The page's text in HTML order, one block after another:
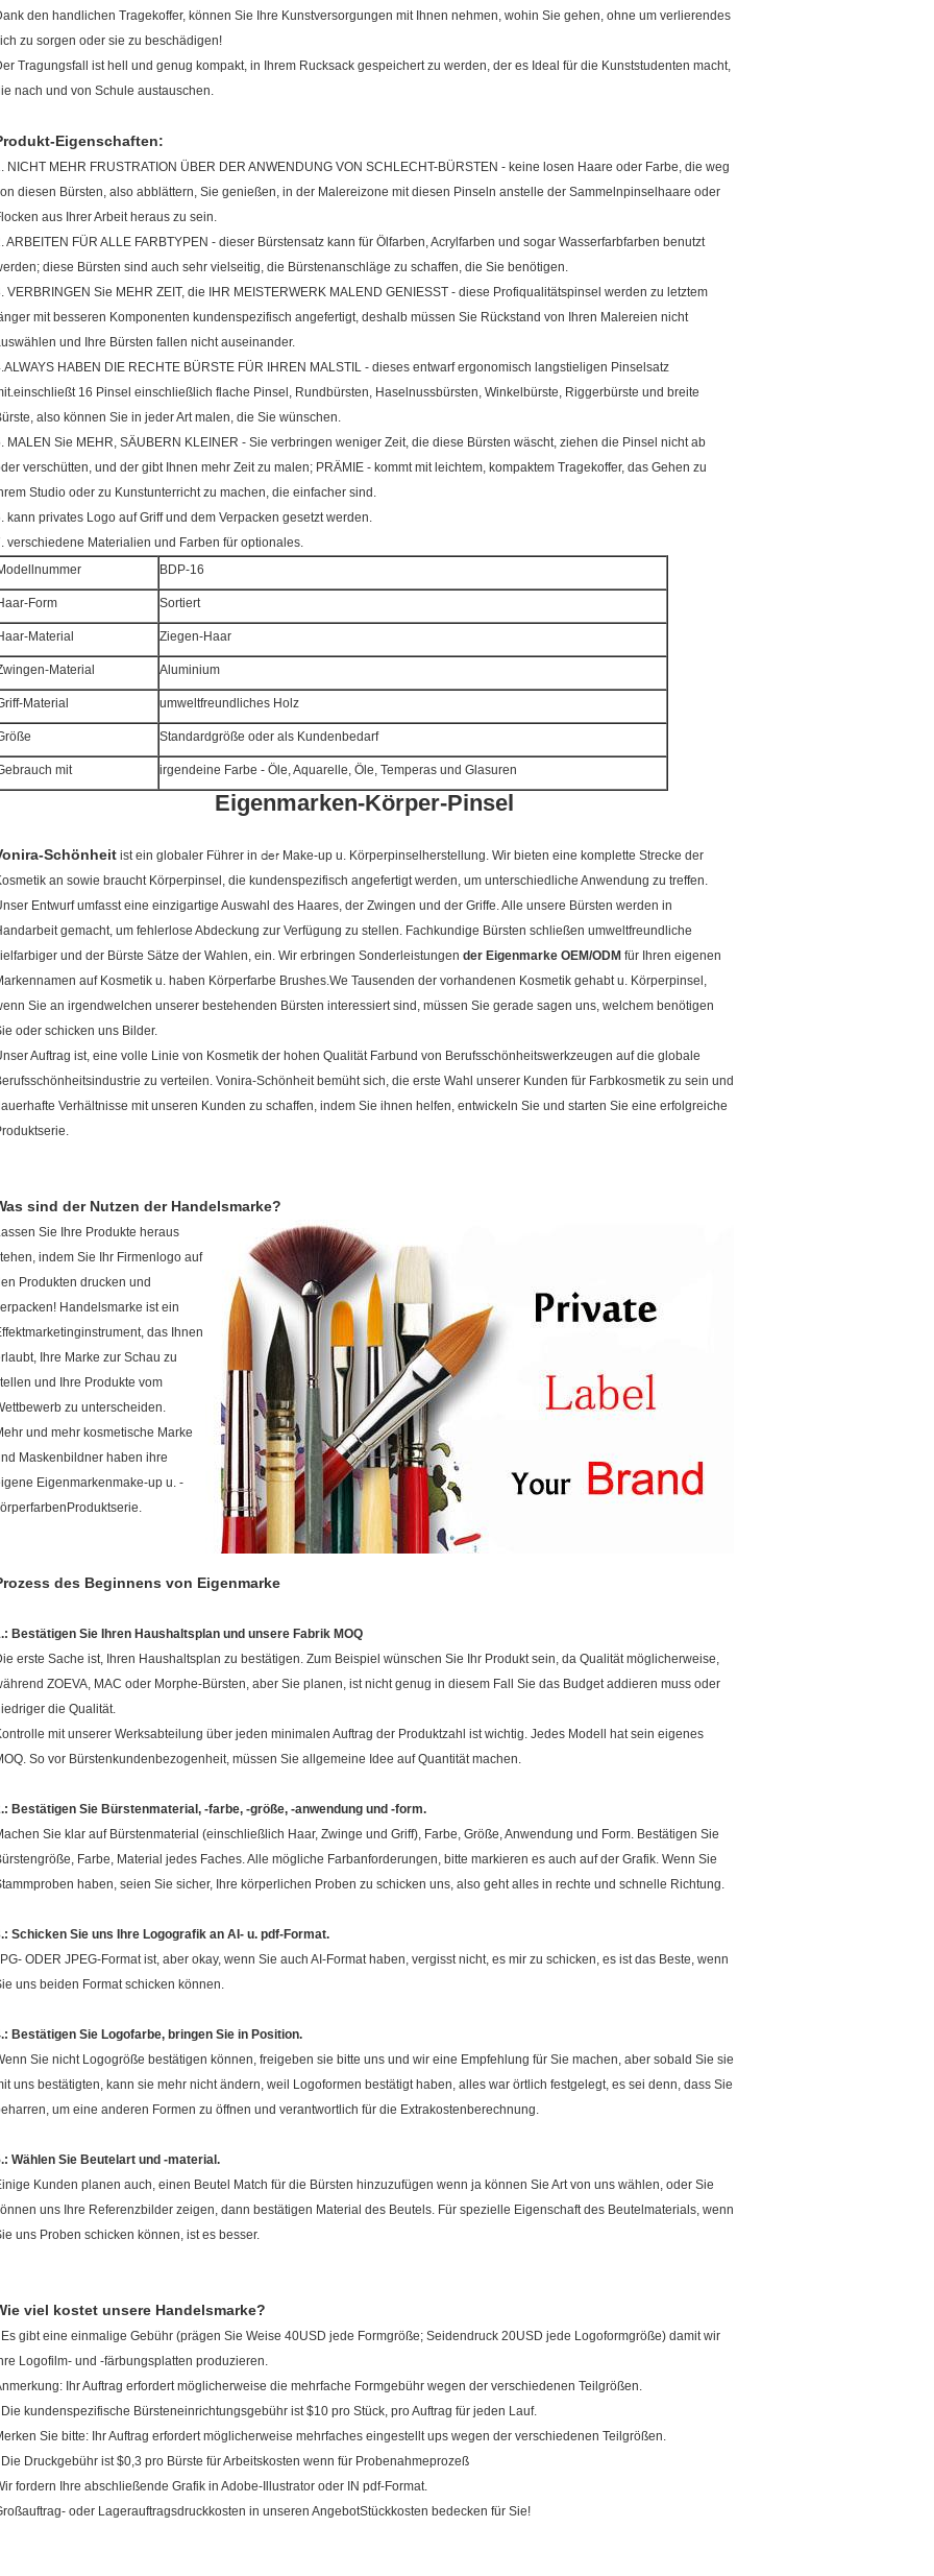
den handlichen Tragekoffer, können Sie Ihre Kunstversorgungen mit Ihnen nehmen, wohin Sie gehen, ohne um verlierendes
zu sorgen oder sie zu beschädigen!
Tragungsfall ist hell und genug kompakt, in Ihrem Rucksack gespeichert zu werden, der es Ideal für die Kunststudenten macht,
nach und von Schule austauschen.
Eigenschaften:
NICHT MEHR FRUSTRATION ÜBER DER ANWENDUNG VON SCHLECHT-BÜRSTEN - keine losen Haare oder Farbe, die weg
diesen Bürsten, also abblättern, Sie genießen, in der Malereizone mit diesen Pinseln anstelle der Sammelnpinselhaare oder
aus Ihrer Arbeit heraus zu sein.
ARBEITEN FÜR ALLE FARBTYPEN - dieser Bürstensatz kann für Ölfarben, Acrylfarben und sogar Wasserfarbfarben benutzt
diese Bürsten sind auch sehr vielseitig, die Bürstenanschläge zu schaffen, die Sie benötigen.
VERBRINGEN Sie MEHR ZEIT, die IHR MEISTERWERK MALEND GENIESST - diese Profiqualitätspinsel werden zu letztem
mit besseren Komponenten kundenspezifisch angefertigt, deshalb müssen Sie Rückstand von Ihren Malereien nicht
und Ihre Bürsten fallen nicht auseinander.
HABEN DIE RECHTE BÜRSTE FÜR IHREN MALSTIL - dieses entwarf ergonomisch langstieligen Pinselsatz
16 Pinsel einschließlich flache Pinsel, Rundbürsten, Haselnussbürsten, Winkelbürste, Riggerbürste und breite
also können Sie in jeder Art malen, die Sie wünschen.
MALEN Sie MEHR, SÄUBERN KLEINER - Sie verbringen weniger Zeit, die diese Bürsten wäscht, ziehen die Pinsel nicht ab
verschütten, und der gibt Ihnen mehr Zeit zu malen; PRÄMIE - kommt mit leichtem, kompaktem Tragekoffer, das Gehen zu
Ihrem Studio oder zu Kunstunterricht zu machen, die einfacher sind.
kann privates Logo auf Griff und dem Verpacken gesetzt werden.
verschiedene Materialien und Farben für optionales.
BDP-16
Form Sortiert
Material Ziegen-Haar
Material Aluminium
Material umweltfreundliches Holz
Standardgröße oder als Kundenbedarf
mit irgendeine Farbe - Öle, Aquarelle, Öle, Temperas und Glasuren
Eigenmarken-Körper-Pinsel
Schönheit ist ein globaler Führer in der Make-up u. Körperpinselherstellung. Wir bieten eine komplette Strecke der
an sowie braucht Körperpinsel, die kundenspezifisch angefertigt werden, um unterschiedliche Anwendung zu treffen.
Entwurf umfasst eine einzigartige Auswahl des Haares, der Zwingen und der Griffe. Alle unsere Bürsten werden in
gemacht, um fehlerlose Abdeckung zur Verfügung zu stellen. Fachkundige Bürsten schließen umweltfreundliche
und der Bürste Sätze der Wahlen, ein. Wir erbringen Sonderleistungen der Eigenmarke OEM/ODM für Ihren eigenen
auf Kosmetik u. haben Körperfarbe Brushes.We Tausenden der vorhandenen Kosmetik gehabt u. Körperpinsel,
Sie an irgendwelchen unserer bestehenden Bürsten interessiert sind, müssen Sie gerade sagen uns, welchem benötigen
oder schicken uns Bilder.
Auftrag ist, eine volle Linie von Kosmetik der hohen Qualität Farbund von Berufsschönheitswerkzeugen auf die globale
zu verteilen. Vonira-Schönheit bemüht sich, die erste Wahl unserer Kunden für Farbkosmetik zu sein und
Verhältnisse mit unseren Kunden zu schaffen, indem Sie ihnen helfen, entwickeln Sie und starten Sie eine erfolgreiche
sind der Nutzen der Handelsmarke?
Sie Ihre Produkte heraus
indem Sie Ihr Firmenlogo auf
Produkten drucken und
Handelsmarke ist ein
das Ihnen
Ihre Marke zur Schau zu
und Ihre Produkte vom
zu unterscheiden.
und mehr kosmetische Marke
Maskenbildner haben ihre
Eigenmarkenmake-up u. -
des Beginnens von Eigenmarke
Bestätigen Sie Ihren Haushaltsplan und unsere Fabrik MOQ
erste Sache ist, Ihren Haushaltsplan zu bestätigen. Zum Beispiel wünschen Sie Ihr Produkt sein, da Qualität möglicherweise,
ZOEVA, MAC oder Morphe-Bürsten, aber Sie planen, ist nicht genug in diesem Fall Sie das Budget addieren muss oder
die Qualität.
mit unserer Werksabteilung über jeden minimalen Auftrag der Produktzahl ist wichtig. Jedes Modell hat sein eigenes
So vor Bürstenkundenbezogenheit, müssen Sie allgemeine Idee auf Quantität machen.
Bestätigen Sie Bürstenmaterial, -farbe, -größe, -anwendung und -form.
Sie klar auf Bürstenmaterial (einschließlich Haar, Zwinge und Griff), Farbe, Größe, Anwendung und Form. Bestätigen Sie
Farbe, Material jedes Faches. Alle mögliche Farbanforderungen, bitte markieren es auch auf der Grafik. Wenn Sie
haben, seien Sie sicher, Ihre körperlichen Proben zu schicken uns, also geht alles in rechte und schnelle Richtung.
Schicken Sie uns Ihre Logografik an AI- u. pdf-Format.
ODER JPEG-Format ist, aber okay, wenn Sie auch AI-Format haben, vergisst nicht, es mir zu schicken, es ist das Beste, wenn
uns beiden Format schicken können.
Bestätigen Sie Logofarbe, bringen Sie in Position.
Sie nicht Logogröße bestätigen können, freigeben sie bitte uns und wir eine Empfehlung für Sie machen, aber sobald Sie sie
uns bestätigten, kann sie mehr nicht ändern, weil Logoformen bestätigt haben, alles war örtlich festgelegt, es sei denn, dass Sie
um eine anderen Formen zu öffnen und verantwortlich für die Extrakostenberechnung.
Wählen Sie Beutelart und -material.
Kunden planen auch, einen Beutel Match für die Bürsten hinzuzufügen wenn ja können Sie Art von uns wählen, oder Sie
uns Ihre Referenzbilder zeigen, dann bestätigen Material des Beutels. Für spezielle Eigenschaft des Beutelmaterials, wenn
uns Proben schicken können, ist es besser.
viel kostet unsere Handelsmarke?
Es gibt eine einmalige Gebühr (prägen Sie Weise 40USD jede Formgröße; Seidendruck 20USD jede Logoformgröße) damit wir
Ihre Logofilm- und -färbungsplatten produzieren.
Ihr Auftrag erfordert möglicherweise die mehrfache Formgebühr wegen der verschiedenen Teilgrößen.
Die kundenspezifische Bürsteneinrichtungsgebühr ist $10 pro Stück, pro Auftrag für jeden Lauf.
Sie bitte: Ihr Auftrag erfordert möglicherweise mehrfaches eingestellt ups wegen der verschiedenen Teilgrößen.
Die Druckgebühr ist $0,3 pro Bürste für Arbeitskosten wenn für Probenahmeprozeß
fordern Ihre abschließende Grafik in Adobe-Illustrator oder IN pdf-Format.
oder Lagerauftragsdruckkosten in unseren AngebotStückkosten bedecken für Sie!